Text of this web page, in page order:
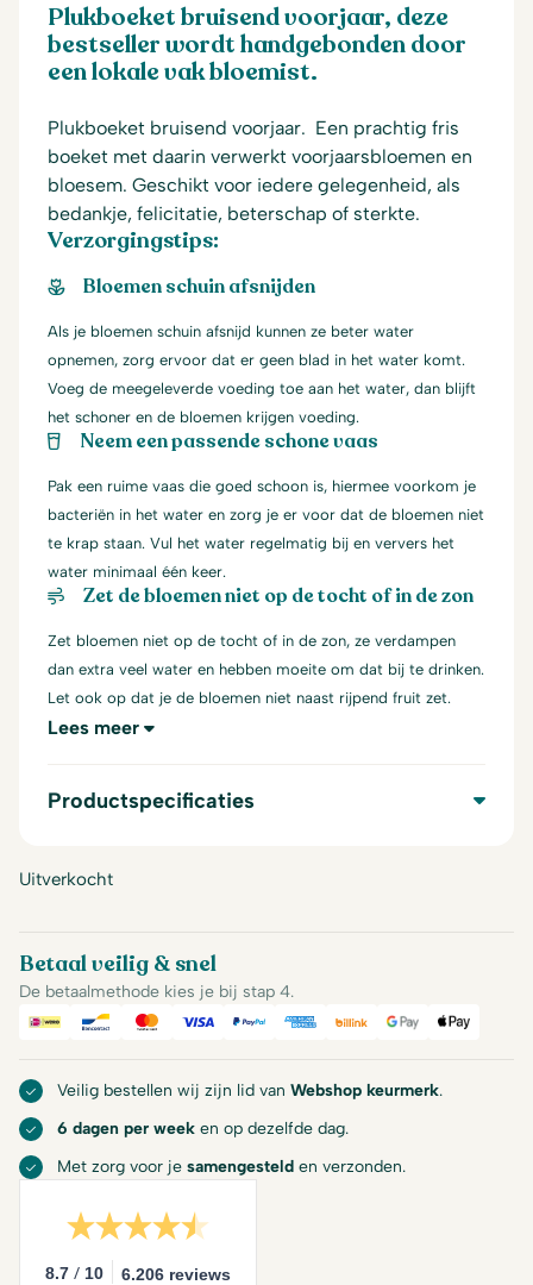
Plukboeket bruisend voorjaar, deze
bestseller wordt handgebonden door
een lokale vak bloemist.
Plukboeket bruisend voorjaar. Een prachtig fris
boeket met daarin verwerkt voorjaarsbloemen en
bloesem. Geschikt voor iedere gelegenheid, als
bedankje, felicitatie, beterschap of sterkte.
Verzorgingstips:
Bloemen schuin afsnijden
Als je bloemen schuin afsnijd kunnen ze beter water
opnemen, zorg ervoor dat er geen blad in het water komt.
Voeg de meegeleverde voeding toe aan het water, dan blijft
het schoner en de bloemen krijgen voeding.
Neem een passende schone vaas
Pak een ruime vaas die goed schoon is, hiermee voorkom je
bacteriën in het water en zorg je er voor dat de bloemen niet
te krap staan. Vul het water regelmatig bij en ververs het
water minimaal één keer.
Zet de bloemen niet op de tocht of in de zon
Zet bloemen niet op de tocht of in de zon, ze verdampen
dan extra veel water en hebben moeite om dat bij te drinken.
Let ook op dat je de bloemen niet naast rijpend fruit zet.
Lees meer
Productspecificaties
Uitverkocht
Betaal veilig & snel
De betaalmethode kies je bij stap 4.
iDeal Bancontact
Mastercard
Visa PayPalAmerican Express
BillinkGoogle Pay
Apple
Veilig bestellen wij zijn lid van Webshop keurmerk.
6 dagen per week en op dezelfde dag.
Met zorg voor je samengesteld en verzonden.
8.7 / 10 6.206 reviews